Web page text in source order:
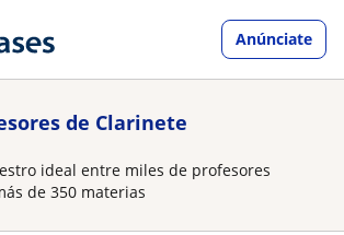
Anúnciate
de Clarinete
ideal entre miles de profesores
de 350 materias